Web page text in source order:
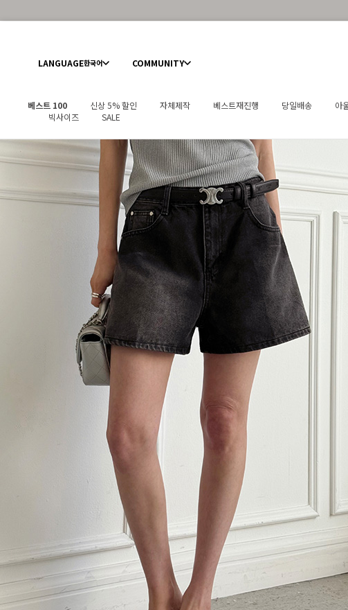
LANGUAGE한국어 COMMUNITY
베스트 100 신상 5% 할인 자체제작 베스트재진행 당일배송 아
빅사이즈
SALE